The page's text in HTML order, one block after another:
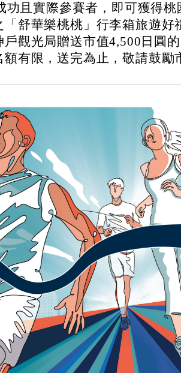
功且實際參賽者，即可獲得桃
舒華樂桃桃」行李箱旅遊好
觀光局贈送市值4,500日圓
有限，送完為止，敬請鼓勵